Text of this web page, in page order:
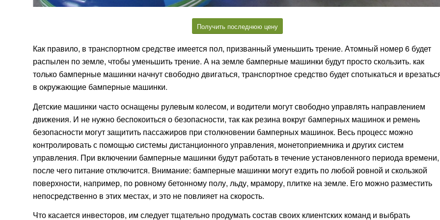
Получить последнюю цену
Как правило, в транспортном средстве имеется пол, призванный уменьшить трение. Атомный номер 6 будет
распылен по земле, чтобы уменьшить трение. А на земле бамперные машинки будут просто скользить. как
только бамперные машинки начнут свободно двигаться, транспортное средство будет спотыкаться и
в окружающие бамперные машинки.
Детские машинки часто оснащены рулевым колесом, и водители могут свободно управлять направлением
движения. И не нужно беспокоиться о безопасности, так как резина вокруг бамперных машинок и ремень
безопасности могут защитить пассажиров при столкновении бамперных машинок. Весь процесс можно
контролировать с помощью системы дистанционного управления, монетоприемника и других систем
управления. При включении бамперные машинки будут работать в течение установленного периода времени,
после чего питание отключится. Внимание: бамперные машинки могут ездить по любой ровной и скользкой
поверхности, например, по ровному бетонному полу, льду, мрамору, плитке на земле. Его можно разместить
непосредственно в этих местах, и это не повлияет на скорость.
Что касается инвесторов, им следует тщательно продумать состав своих клиентских команд и выбрать